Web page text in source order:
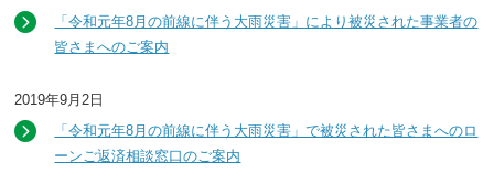
「令和元年8月の前線に伴う大雨災害」により被災された事業者の
皆さまへのご案内
2019年9月2日
「令和元年8月の前線に伴う大雨災害」で被災された皆さまへのロ
ーンご返済相談窓口のご案内